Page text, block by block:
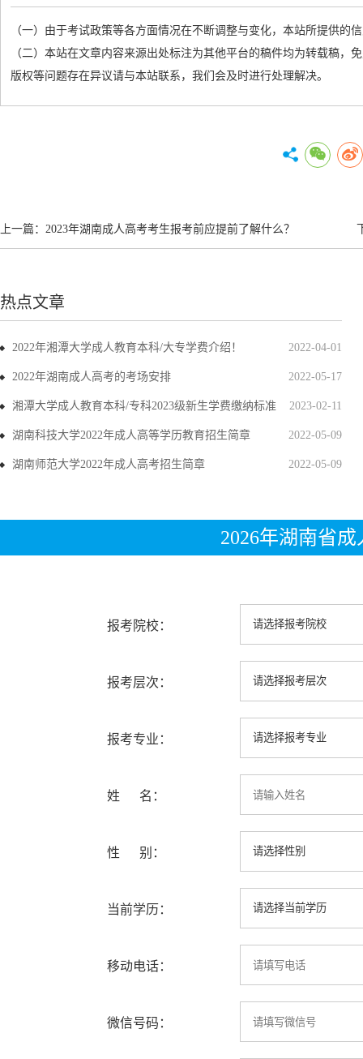
（一）由于考试政策等各方面情况在不断调整与变化，本站所提供的
（二）本站在文章内容来源出处标注为其他平台的稿件均为转载稿
版权等问题存在异议请与本站联系，我们会及时进行处理解决。
上一篇： 2023年湖南成人高考考生报考前应提前了解什么？
热点文章
2022-04-01
2022年湘潭大学成人教育本科/大专学费介绍！
2022-05-17
2022年湖南成人高考的考场安排
2023-02-11
湘潭大学成人教育本科/专科2023级新生学费缴纳标准
2022-05-09
湖南科技大学2022年成人高等学历教育招生简章
2022-05-09
湖南师范大学2022年成人高考招生简章
2026年湖南省
报考院校：
报考层次：
报考专业：
姓 名：
性 别：
当前学历：
移动电话：
微信号码：